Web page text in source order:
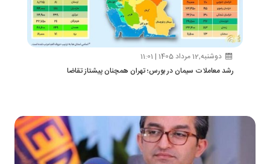
دوشنبه,12 مرداد 1405 | 11:01
رشد معاملات سیمان در بورس؛ تهران همچنان پیشتاز تقاضا